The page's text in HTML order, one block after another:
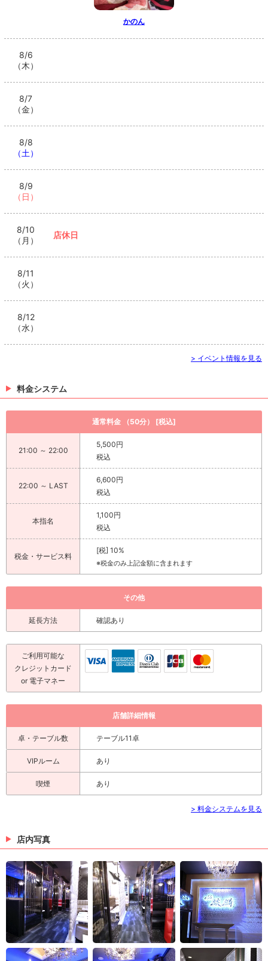
かのん
8/6
（木）
8/7
（金）
8/8
（土）
8/9
（日）
8/10
（月）
店休日
8/11
（火）
8/12
（水）
> イベント情報を見る
料金システム
通常料金 （50分） [税込]
21:00 ～ 22:00
5,500円
税込
22:00 ～ LAST
6,600円
税込
本指名
1,100円
税込
税金・サービス料
[税] 10%
※税金のみ上記金額に含まれます
その他
延長方法 確認あり
ご利用可能な
クレジットカード
or 電子マネー
店舗詳細情報
卓・テーブル数 テーブル11卓
VIPルーム あり
喫煙 あり
> 料金システムを見る
店内写真